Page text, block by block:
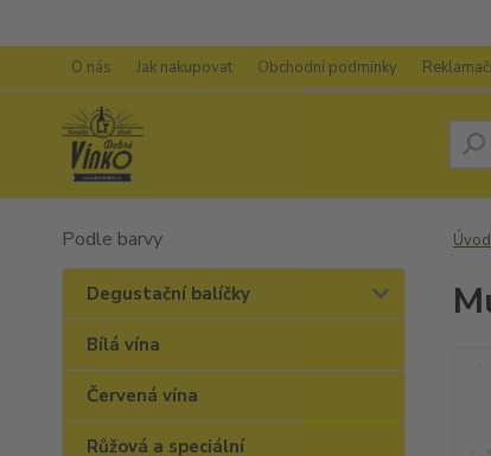
O nás Jak nakupovat Obchodní podmínky
Podle barvy
Degustační balíčky
Bílá vína
Červená vína
Růžová a speciální
Úvod